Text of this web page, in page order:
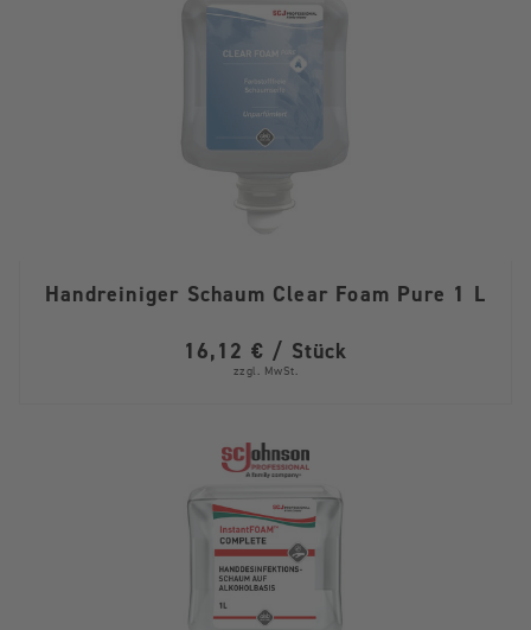
Handreiniger Schaum Clear Foam Pure 1 L
16,12 € / Stück
zzgl. MwSt.